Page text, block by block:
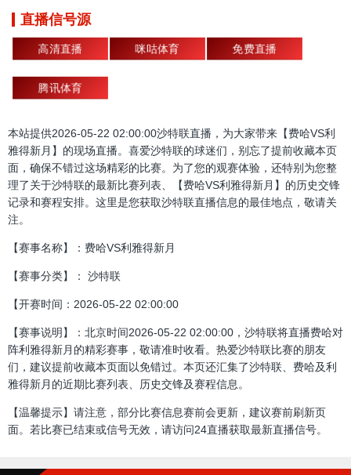
直播信号源
高清直播 咪咕体育 免费直播
腾讯体育
本站提供2026-05-22 02:00:00沙特联直播，为大家带来【费哈VS利
雅得新月】的现场直播。喜爱沙特联的球迷们，别忘了提前收藏本页
面，确保不错过这场精彩的比赛。为了您的观赛体验，还特别为您整
理了关于沙特联的最新比赛列表、【费哈VS利雅得新月】的历史交锋
记录和赛程安排。这里是您获取沙特联直播信息的最佳地点，敬请关
注。
【赛事名称】：费哈VS利雅得新月
【赛事分类】： 沙特联
【开赛时间：2026-05-22 02:00:00
【赛事说明】：北京时间2026-05-22 02:00:00，沙特联将直播费哈对
阵利雅得新月的精彩赛事，敬请准时收看。热爱沙特联比赛的朋友
们，建议提前收藏本页面以免错过。本页还汇集了沙特联、费哈及利
雅得新月的近期比赛列表、历史交锋及赛程信息。
【温馨提示】请注意，部分比赛信息赛前会更新，建议赛前刷新页
面。若比赛已结束或信号无效，请访问24直播获取最新直播信号。